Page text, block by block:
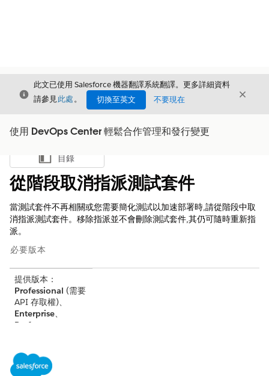
結束
此文已使用 Salesforce 機器翻譯系統翻譯。更多詳細資料
請參見此處。 切換至英文 不要現在 結束
使用 DevOps Center 輕鬆合作管理和發行變更
顯示目錄
目錄
從階段取消指派測試套件
當測試套件不再相關或您需要簡化測試以加速部署時,請從階段中取
消指派測試套件。移除指派並不會刪除測試套件,其仍可隨時重新指
派。
必要版本
提供版本：
Professional (需要
API 存取權)、
Enterprise、
Performance
的 Lightning
Experience